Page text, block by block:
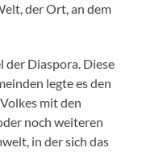
der Ort, an dem
der Diaspora. Diese
legte es den
mit den
noch weiteren
in der sich das